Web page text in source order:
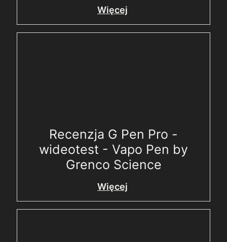
Więcej
Recenzja G Pen Pro -
wideotest - Vapo Pen by
Grenco Science
Więcej